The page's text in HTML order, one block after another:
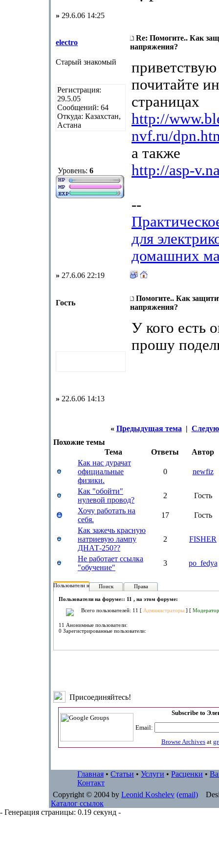
» 29.6.06 14:25
electro
Re: Помогите.. Как
напряжения?
Старый знакомый
Регистрация:
29.5.05
Сообщений: 64
Откуда: Казахстан,
Астана
Уровень: 6
приветствую
почитайте
страницах
http://
nvf.ru/
а также
http://asp-
--
для
домашних
» 27.6.06 22:19
Гость
Помогите.. Как
напряжения?
У кого есть
прошу
» 22.6.06 14:13
« Предыдущая тема |
Похожие темы
Тема
Ответы
Автор
Как нас дурачат
официальные
физики.
0 newfiz
Как "обойти"
нулевой провод?
2
Гость
Хочу работать на
себя.
17
Гость
Как зажечь красную
натриевую лампу
ДНАТ-250??
2 FISHER
Не работает ссылка
"обучение"
3 po_fedya
Пользователи на форуме:
Поиск Права
Пользователи на форуме:: 11 , на этом форуме:
Всего пользователей: 11 [ Администраторы ] [
11 Анонимные пользователи:
0 Зарегистрированные пользователи:
Присоединяйтесь!
Subscribe to
Email:
Browse Archives at
Главная • Статьи • Услуги • Расценки •
Контакт
Copyright © 2004 by Leonid Koshelev (email)
Каталог ссылок
- Генерация страницы: 0.19 секунд -